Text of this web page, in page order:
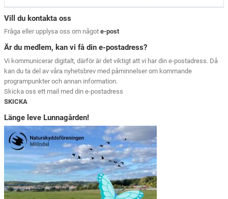
Vill du kontakta oss
Fråga eller upplysa oss om någote-post
Är du medlem, kan vi få din e-postadress?
Vi kommunicerar digitalt, därför är det viktigt att vi har din e-postadress. Då
kan du ta del av våra nyhetsbrev med påminnelser om kommande
programpunkter och annan information.
Skicka oss ett mail med din e-postadress
SKICKA
Länge leve Lunnagården!